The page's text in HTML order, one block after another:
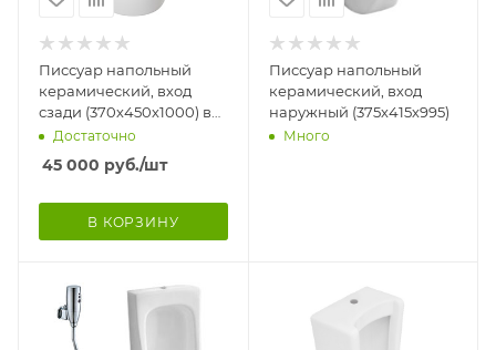
Писсуар напольный
керамический, вход
сзади (370х450х1000) в
комплекте с СЕНСОРОМ
Достаточно
45 000 руб./шт
В КОРЗИНУ
Писсуар напольный
керамический, вход
наружный (375х415х995)
Много